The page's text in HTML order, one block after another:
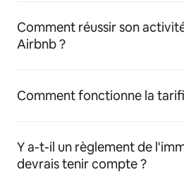
Comment réussir son
Airbnb ?
Comment fonctionne la
Y a-t-il un règlement de
devrais tenir compte ?